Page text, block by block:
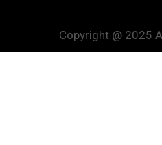
Copyright @ 2025